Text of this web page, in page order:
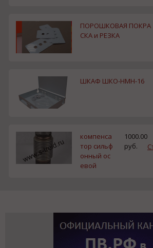
ПОРОШКОВАЯ ПОКРА
СКА и РЕЗКА
ШКАФ ШКО-НМН-16
компенса
тор сильф
онный ос
евой
1000.00
руб.